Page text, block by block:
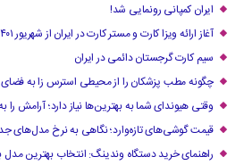
ایران کمپانی رونمایی شد!
آغاز ارائه ویزا کارت و مستر کارت در ایران از شهریور ۱۴۰۱
سیم کارت گرجستان دائمی در ایران
چگونه مطب پزشکان را از محیطی استرس زا به
وقتی هیوندای شما به بهترین‌ها نیاز دارد؛ آرامش را
قیمت گوشی‌های تازه‌وارد؛ نگاهی به نرخ مدل‌های
راهنمای خرید دستگاه وندینگ: انتخاب بهترین مدل